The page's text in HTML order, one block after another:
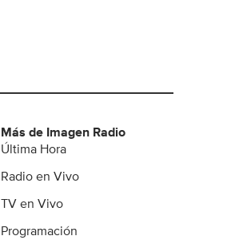
Más de Imagen Radio
Última Hora
Radio en Vivo
TV en Vivo
Programación